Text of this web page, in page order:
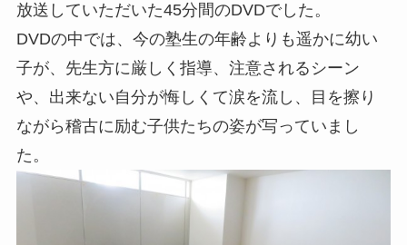
放送していただいた45分間のDVDでした。
DVDの中では、今の塾生の年齢よりも遥かに幼い
子が、先生方に厳しく指導、注意されるシーン
や、出来ない自分が悔しくて涙を流し、目を擦り
ながら稽古に励む子供たちの姿が写っていまし
た。